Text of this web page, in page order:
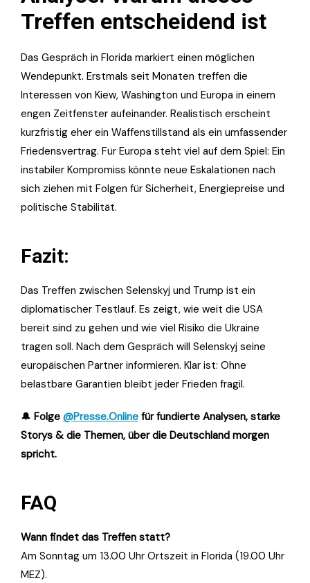
Treffen entscheidend ist
Das Gespräch in Florida markiert einen möglichen
Wendepunkt. Erstmals seit Monaten treffen die
Interessen von Kiew, Washington und Europa in einem
engen Zeitfenster aufeinander. Realistisch erscheint
kurzfristig eher ein Waffenstillstand als ein umfassender
Friedensvertrag. Für Europa steht viel auf dem Spiel: Ein
instabiler Kompromiss könnte neue Eskalationen nach
sich ziehen mit Folgen für Sicherheit, Energiepreise und
politische Stabilität.
Fazit:
Das Treffen zwischen Selenskyj und Trump ist ein
diplomatischer Testlauf. Es zeigt, wie weit die USA
bereit sind zu gehen und wie viel Risiko die Ukraine
tragen soll. Nach dem Gespräch will Selenskyj seine
europäischen Partner informieren. Klar ist: Ohne
belastbare Garantien bleibt jeder Frieden fragil.
🔔 Folge @Presse.Online für fundierte Analysen, starke
Storys & die Themen, über die Deutschland morgen
spricht.
FAQ
Wann findet das Treffen statt?
Am Sonntag um 13.00 Uhr Ortszeit in Florida (19.00 Uhr
MEZ).